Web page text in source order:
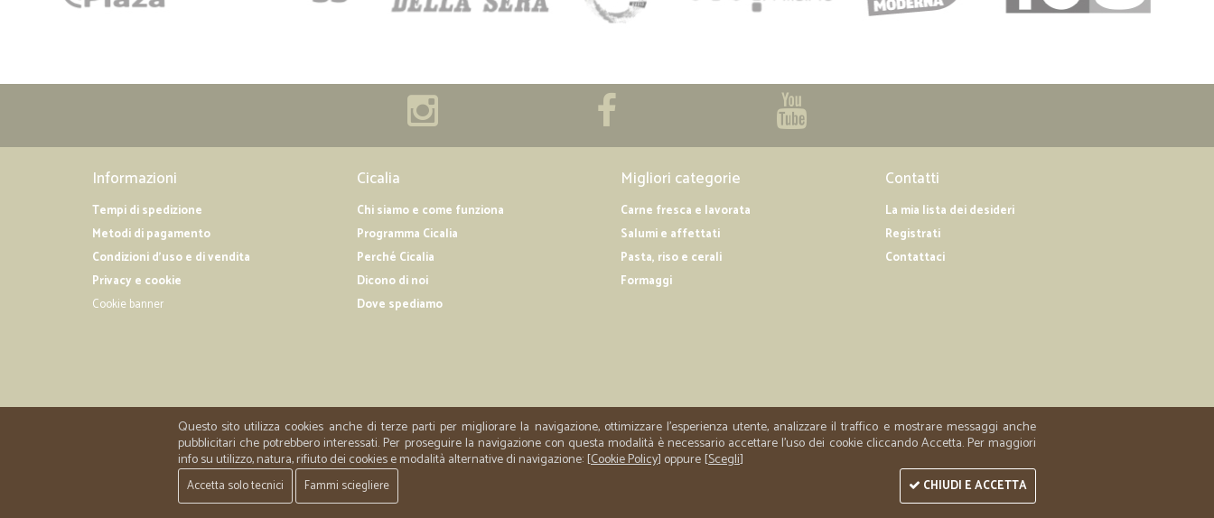
Informazioni
Tempi di spedizione
Metodi di pagamento
Condizioni d'uso e di vendita
Privacy e cookie
Cookie banner
Cicalia
Chi siamo e come funziona
Programma Cicalia
Perché Cicalia
Dicono di noi
Dove spediamo
Migliori categorie
Carne fresca e lavorata
Salumi e affettati
Pasta, riso e cerali
Formaggi
Contatti
La mia lista dei desideri
Registrati
Contattaci
Questo sito utilizza cookies anche di terze parti per migliorare la navigazione, ottimizzare l'esperienza utente, analizzare il traffico e mostrare messaggi anche
pubblicitari che potrebbero interessati. Per proseguire la navigazione con questa modalità è necessario accettare l'uso dei cookie cliccando Accetta. Per maggiori
info su utilizzo, natura, rifiuto dei cookies e modalità alternative di navigazione: [Cookie Policy] oppure [Scegli]
Accetta solo tecnici Fammi sciegliere CHIUDI E ACCETTA